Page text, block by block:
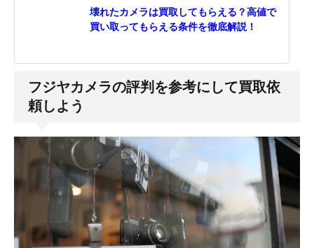
壊れたカメラは買取してもらえる？高値で
買い取ってもらえる条件を徹底解説！
フジヤカメラの評判を参考にして買取依
頼しよう